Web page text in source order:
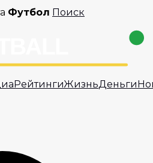
Футбол Поиск
РейтингиЖизньДеньги